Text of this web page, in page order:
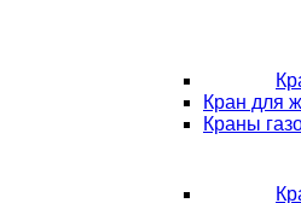
Кран для
Краны